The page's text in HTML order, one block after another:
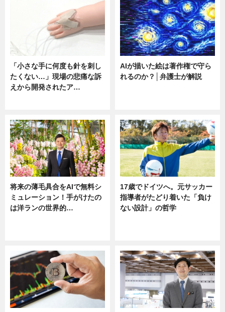
「小さな手に何度も針を刺し
たくない…」現場の悲痛な訴
えから開発されたア…
AIが描いた絵は著作権で守ら
れるのか？│弁護士が解説
将来の薄毛具合をAIで無料シ
ミュレーション！手がけたの
は洋ランの世界的…
17歳でドイツへ。元サッカー
指導者がたどり着いた「負け
ない設計」の哲学